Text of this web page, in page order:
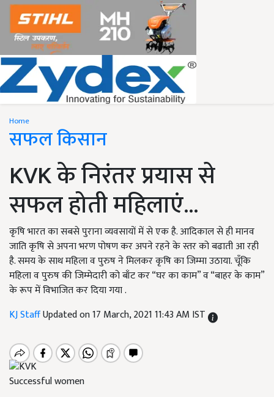
Home
सफल किसान
KVK के निरंतर प्रयास से
सफल होती महिलाएं...
कृषि भारत का सबसे पुराना व्यवसायों में से एक है. आदिकाल से ही मानव
जाति कृषि से अपना भरण पोषण कर अपने रहने के स्तर को बढाती आ रही
है. समय के साथ महिला व पुरुष ने मिलकर कृषि का जिम्मा उठाया. चूँकि
महिला व पुरुष की जिम्मेदारी को बाँट कर “घर का काम” व “बाहर के काम”
के रूप में विभाजित कर दिया गया .
KJ StaffUpdated on 17 March, 2021 11:43 AM IST
Successful women